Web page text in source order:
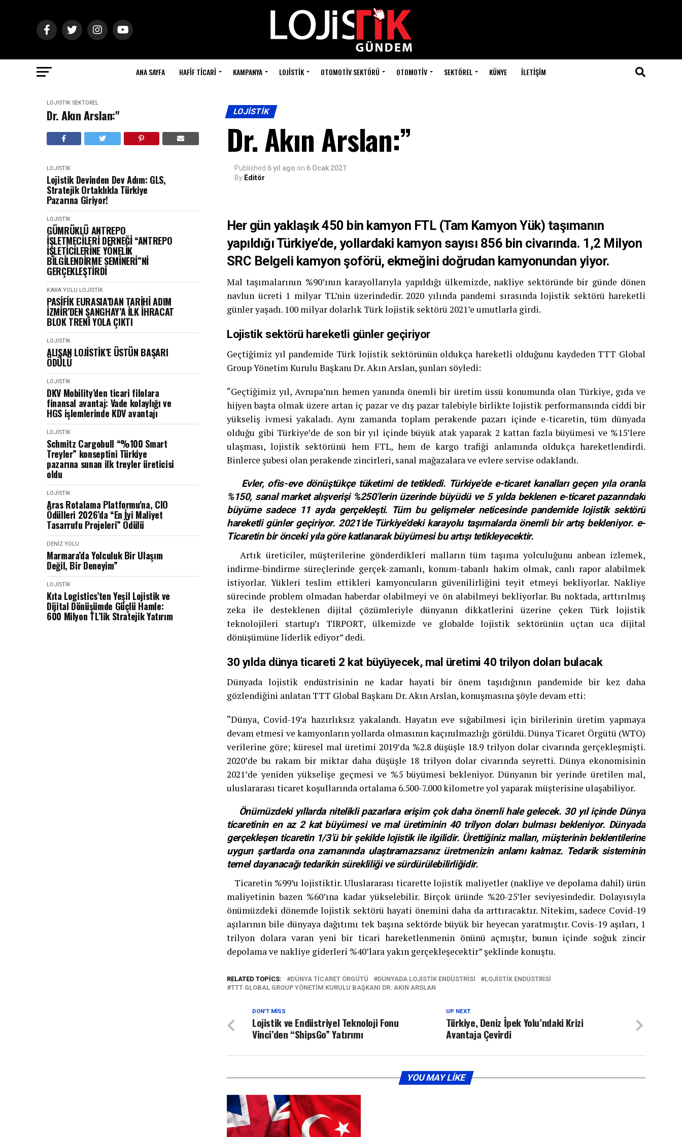
ANA SAYFA HAFIF TICARI KAMPANYA LOJISTIK OTOMOTIV SEKTÖRÜ OTOMOTIV SEKTÖREL KÜNYE İLETIŞIM
LOJISTIK SEKTÖREL
Dr. Akın Arslan:"
LOJISTIK
Lojistik Devinden Dev Adım: GLS,
Stratejik Ortaklıkla Türkiye
Pazarına Giriyor!
LOJISTIK
GÜMRÜKLÜ ANTREPO
İŞLETMECİLERİ DERNEĞİ “ANTREPO
İŞLETİCİLERİNE YÖNELİK
BİLGİLENDİRME SEMİNERİ”Nİ
GERÇEKLEŞTİRDİ
KARA YOLU LOJISTIK
PASİFİK EURASIA’DAN TARİHİ ADIM
İZMİR’DEN ŞANGHAY’A İLK İHRACAT
BLOK TRENİ YOLA ÇIKTI
LOJISTIK
ALIŞAN LOJİSTİK’E ÜSTÜN BAŞARI
ÖDÜLÜ
LOJISTIK
DKV Mobility’den ticari filolara
finansal avantaj: Vade kolaylığı ve
HGS işlemlerinde KDV avantajı
LOJISTIK
Schmitz Cargobull “%100 Smart
Treyler” konseptini Türkiye
pazarına sunan ilk treyler üreticisi
oldu
LOJISTIK
Aras Rotalama Platformu'na, CIO
Ödülleri 2026’da “En İyi Maliyet
Tasarrufu Projeleri” Ödülü
DENIZ YOLU
Marmara’da Yolculuk Bir Ulaşım
Değil, Bir Deneyim”
LOJISTIK
Kıta Logistics’ten Yeşil Lojistik ve
Dijital Dönüşümde Güçlü Hamle:
600 Milyon TL’lik Stratejik Yatırım
LOJISTIK
Dr. Akın Arslan:”
Published 6 yıl ago on 6 Ocak 2021
By Editör
Her gün yaklaşık 450 bin kamyon FTL (Tam Kamyon Yük) taşımanın
yapıldığı Türkiye’de, yollardaki kamyon sayısı 856 bin civarında. 1,2 Milyon
SRC Belgeli kamyon şoförü, ekmeğini doğrudan kamyonundan yiyor.
Mal taşımalarının %90’ının karayollarıyla yapıldığı ülkemizde, nakliye sektöründe bir günde dönen
navlun ücreti 1 milyar TL’nin üzerindedir. 2020 yılında pandemi sırasında lojistik sektörü hareketli
günler yaşadı. 100 milyar dolarlık Türk lojistik sektörü 2021’e umutlarla girdi.
Lojistik sektörü hareketli günler geçiriyor
Geçtiğimiz yıl pandemide Türk lojistik sektörünün oldukça hareketli olduğunu kaydeden TTT Global
Group Yönetim Kurulu Başkanı Dr. Akın Arslan, şunları söyledi:
“Geçtiğimiz yıl, Avrupa’nın hemen yanında önemli bir üretim üssü konumunda olan Türkiye, gıda ve
hijyen başta olmak üzere artan iç pazar ve dış pazar talebiyle birlikte lojistik performansında ciddi bir
yükseliş ivmesi yakaladı. Aynı zamanda toplam perakende pazarı içinde e-ticaretin, tüm dünyada
olduğu gibi Türkiye’de de son bir yıl içinde büyük atak yaparak 2 kattan fazla büyümesi ve %15’lere
ulaşması, lojistik sektörünü hem FTL, hem de kargo trafiği anlamında oldukça hareketlendirdi.
Binlerce şubesi olan perakende zincirleri, sanal mağazalara ve evlere servise odaklandı.
Evler, ofis-eve dönüştükçe tüketimi de tetikledi. Türkiye’de e-ticaret kanalları geçen yıla oranla
%150, sanal market alışverişi %250’lerin üzerinde büyüdü ve 5 yılda beklenen e-ticaret pazarındaki
büyüme sadece 11 ayda gerçekleşti. Tüm bu gelişmeler neticesinde pandemide lojistik sektörü
hareketli günler geçiriyor. 2021’de Türkiye’deki karayolu taşımalarda önemli bir artış bekleniyor. e-
Ticaretin bir önceki yıla göre katlanarak büyümesi bu artışı tetikleyecektir.
Artık üreticiler, müşterilerine gönderdikleri malların tüm taşıma yolculuğunu anbean izlemek,
indirme-bindirme süreçlerinde gerçek-zamanlı, konum-tabanlı hakim olmak, canlı rapor alabilmek
istiyorlar. Yükleri teslim ettikleri kamyoncuların güvenilirliğini teyit etmeyi bekliyorlar. Nakliye
sürecinde problem olmadan haberdar olabilmeyi ve ön alabilmeyi bekliyorlar. Bu noktada, arttırılmış
zeka ile desteklenen dijital çözümleriyle dünyanın dikkatlerini üzerine çeken Türk lojistik
teknolojileri startup’ı TIRPORT, ülkemizde ve globalde lojistik sektörünün uçtan uca dijital
dönüşümüne liderlik ediyor” dedi.
30 yılda dünya ticareti 2 kat büyüyecek, mal üretimi 40 trilyon doları bulacak
Dünyada lojistik endüstrisinin ne kadar hayati bir önem taşıdığının pandemide bir kez daha
gözlendiğini anlatan TTT Global Başkanı Dr. Akın Arslan, konuşmasına şöyle devam etti:
“Dünya, Covid-19’a hazırlıksız yakalandı. Hayatın eve sığabilmesi için birilerinin üretim yapmaya
devam etmesi ve kamyonların yollarda olmasının kaçınılmazlığı görüldü. Dünya Ticaret Örgütü (WTO)
verilerine göre; küresel mal üretimi 2019’da %2.8 düşüşle 18.9 trilyon dolar civarında gerçekleşmişti.
2020’de bu rakam bir miktar daha düşüşle 18 trilyon dolar civarında seyretti. Dünya ekonomisinin
2021’de yeniden yükselişe geçmesi ve %5 büyümesi bekleniyor. Dünyanın bir yerinde üretilen mal,
uluslararası ticaret koşullarında ortalama 6.500-7.000 kilometre yol yaparak müşterisine ulaşabiliyor.
Önümüzdeki yıllarda nitelikli pazarlara erişim çok daha önemli hale gelecek. 30 yıl içinde Dünya
ticaretinin en az 2 kat büyümesi ve mal üretiminin 40 trilyon doları bulması bekleniyor. Dünyada
gerçekleşen ticaretin 1/3’ü bir şekilde lojistik ile ilgilidir. Ürettiğiniz malları, müşterinin beklentilerine
uygun şartlarda ona zamanında ulaştıramazsanız üretmenizin anlamı kalmaz. Tedarik sisteminin
temel dayanacağı tedarikin sürekliliği ve sürdürülebilirliğidir.
Ticaretin %99’u lojistiktir. Uluslararası ticarette lojistik maliyetler (nakliye ve depolama dahil) ürün
maliyetinin bazen %60’ına kadar yükselebilir. Birçok üründe %20-25’ler seviyesindedir. Dolayısıyla
önümüzdeki dönemde lojistik sektörü hayati önemini daha da arttıracaktır. Nitekim, sadece Covid-19
aşılarının bile dünyaya dağıtımı tek başına sektörde büyük bir heyecan yaratmıştır. Covis-19 aşıları, 1
trilyon dolara varan yeni bir ticari hareketlenmenin önünü açmıştır, bunun içinde soğuk zincir
depolama ve nakliye giderleri %40’lara yakın gerçekleşecektir” şeklinde konuştu.
RELATED TOPICS: DÜNYA TICARET ÖRGÜTÜ DÜNYADA LOJISTIK ENDÜSTRISI
LOJISTIK ENDÜSTRISI
TTT GLOBAL GROUP YÖNETIM KURULU BAŞKANI DR. AKIN ARSLAN
UP NEXT
Türkiye, Deniz İpek Yolu’ndaki Krizi
Avantaja Çevirdi
DON'T MISS
Lojistik ve Endüstriyel Teknoloji Fonu
Vinci’den “ShipsGo” Yatırımı
YOU MAY LIKE